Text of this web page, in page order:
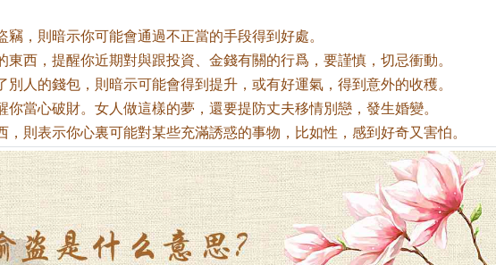
竊，則暗示你可能會通過不正當的手段得到好處。
東西，提醒你近期對與跟投資、金錢有關的行爲，要謹慎，切忌衝動。
別人的錢包，則暗示可能會得到提升，或有好運氣，得到意外的收穫。
你當心破財。女人做這樣的夢，還要提防丈夫移情別戀，發生婚變。
，則表示你心裏可能對某些充滿誘惑的事物，比如性，感到好奇又害怕。